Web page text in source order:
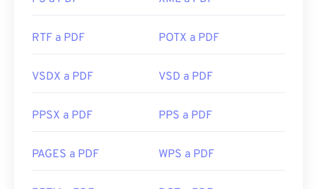
RTF a PDF POTX a PDF
VSDX a PDF VSD a PDF
PPSX a PDF PPS a PDF
PAGES a PDF WPS a PDF